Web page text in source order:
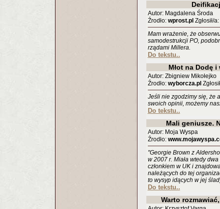
Autor: Magdalena Środa
Źrodło: wprost.pl Zgłosił/a:
Mam wrażenie, że
samodestrukcji PO,
rządami Millera.
Do tekstu..
Młot na Dodę
Autor: Zbigniew Mikołejko
Źrodło: wyborcza.pl
Jeśli nie zgodzimy się, że
swoich opinii, możemy
Do tekstu..
Mali geniusze.
Autor: Moja Wyspa
Źrodło:
"Georgie Brown z
w 2007 r. Miała wtedy
członkiem w UK i
należących do tej
to wysyp idących w jej
Do tekstu..
Warto